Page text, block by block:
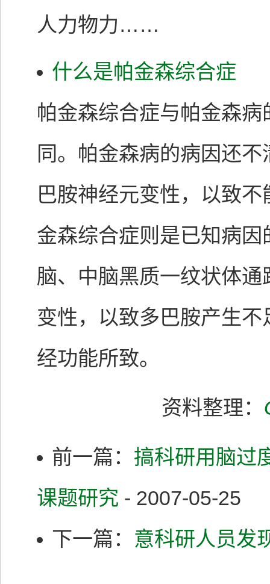
人力物力……
什么是帕金森综合症
帕金森综合症与帕金森
同。帕金森病的病因还
巴胺神经元变性，以致
金森综合症则是已知病
脑、中脑黑质一纹状体
变性，以致多巴胺产生
经功能所致。
资料整理：
前一篇： 搞科研用脑过
课题研究 - 2007-05-25
下一篇： 意科研人员发